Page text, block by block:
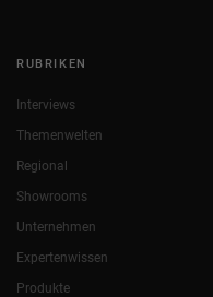
RUBRIKEN
Interviews
Themenwelten
Regional
Showrooms
Unternehmen
Expertenwissen
Produkte